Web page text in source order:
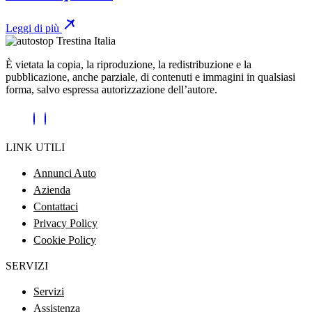
Leggi di più
È vietata la copia, la riproduzione, la redistribuzione e la
pubblicazione, anche parziale, di contenuti e immagini in qualsiasi
forma, salvo espressa autorizzazione dell’autore.
LINK UTILI
Annunci Auto
Azienda
Contattaci
Privacy Policy
Cookie Policy
SERVIZI
Servizi
Assistenza